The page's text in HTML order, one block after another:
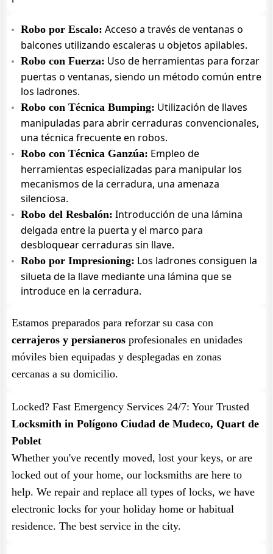
Robo por Escalo: Acceso a través de ventanas o
balcones utilizando escaleras u objetos apilables.
Robo con Fuerza: Uso de herramientas para forzar
puertas o ventanas, siendo un método común entre
los ladrones.
Robo con Técnica Bumping: Utilización de llaves
manipuladas para abrir cerraduras convencionales,
una técnica frecuente en robos.
Robo con Técnica Ganzúa: Empleo de
herramientas especializadas para manipular los
mecanismos de la cerradura, una amenaza
silenciosa.
Robo del Resbalón: Introducción de una lámina
delgada entre la puerta y el marco para
desbloquear cerraduras sin llave.
Robo por Impresioning: Los ladrones consiguen la
silueta de la llave mediante una lámina que se
introduce en la cerradura.
Estamos preparados para reforzar su casa con
cerrajeros y persianeros profesionales en unidades
móviles bien equipadas y desplegadas en zonas
cercanas a su domicilio.
Locked? Fast Emergency Services 24/7: Your Trusted
Locksmith in Polígono Ciudad de Mudeco, Quart de
Poblet
Whether you've recently moved, lost your keys, or are
locked out of your home, our locksmiths are here to
help. We repair and replace all types of locks, we have
electronic locks for your holiday home or habitual
residence. The best service in the city.